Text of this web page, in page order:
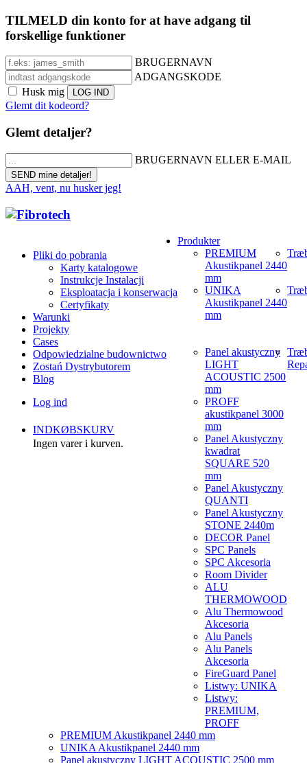
TILMELD din konto for at have adgang til
forskellige funktioner
BRUGERNAVN
ADGANGSKODE
Husk mig
Glemt dit kodeord?
Glemt detaljer?
BRUGERNAVN ELLER E-MAIL
AAH, vent, nu husker jeg!
Pliki do pobrania
Karty katalogowe
Instrukcje Instalacji
Eksploatacja i konserwacja
Certyfikaty
Warunki
Projekty
Cases
Odpowiedzialne budownictwo
Zostań Dystrybutorem
Blog
Log ind
INDKØBSKURV
Ingen varer i kurven.
Produkter
PREMIUM
Akustikpanel 2440
mm
UNIKA
Akustikpanel 2440
mm
Panel akustyczny
LIGHT
ACOUSTIC 2500
mm
PROFF
akustikpanel 3000
mm
Panel Akustyczny
kwadrat
SQUARE 520
mm
Panel Akustyczny
QUANTI
Panel Akustyczny
STONE 2440m
DECOR Panel
SPC Panels
SPC Akcesoria
Room Divider
ALU
THERMOWOOD
Alu Thermowood
Akcesoria
Alu Panels
Alu Panels
Akcesoria
FireGuard Panel
Listwy: UNIKA
Listwy:
PREMIUM,
PROFF
PREMIUM Akustikpanel 2440 mm
UNIKA Akustikpanel 2440 mm
Panel akustyczny LIGHT ACOUSTIC 2500 mm